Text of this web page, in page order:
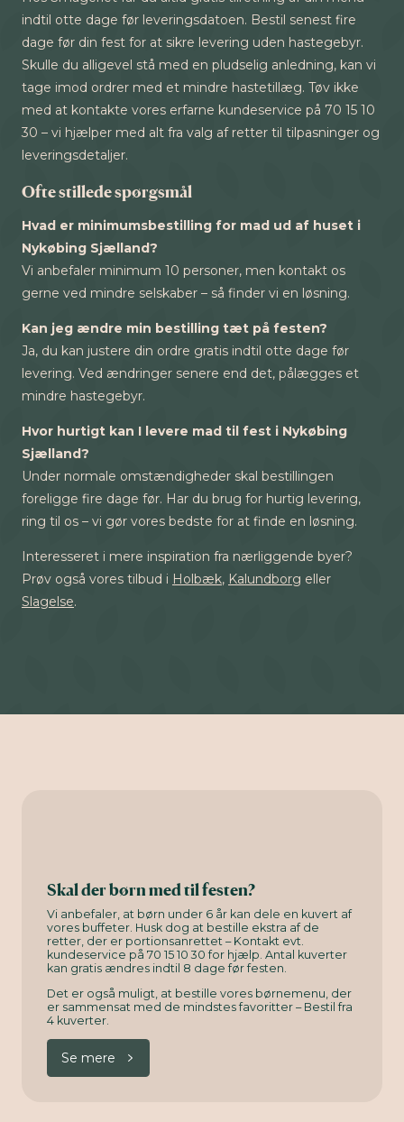
indtil otte dage før leveringsdatoen. Bestil senest fire
dage før din fest for at sikre levering uden hastegebyr.
Skulle du alligevel stå med en pludselig anledning, kan vi
tage imod ordrer med et mindre hastetillæg. Tøv ikke
med at kontakte vores erfarne kundeservice på 70 15 10
30 – vi hjælper med alt fra valg af retter til tilpasninger og
leveringsdetaljer.
Ofte stillede spørgsmål
Hvad er minimumsbestilling for mad ud af huset i
Nykøbing Sjælland?
Vi anbefaler minimum 10 personer, men kontakt os
gerne ved mindre selskaber – så finder vi en løsning.
Kan jeg ændre min bestilling tæt på festen?
Ja, du kan justere din ordre gratis indtil otte dage før
levering. Ved ændringer senere end det, pålægges et
mindre hastegebyr.
Hvor hurtigt kan I levere mad til fest i Nykøbing
Sjælland?
Under normale omstændigheder skal bestillingen
foreligge fire dage før. Har du brug for hurtig levering,
ring til os – vi gør vores bedste for at finde en løsning.
Interesseret i mere inspiration fra nærliggende byer?
Prøv også vores tilbud i Holbæk, Kalundborg eller
Slagelse.
Skal der børn med til festen?
Vi anbefaler, at børn under 6 år kan dele en kuvert af
vores buffeter. Husk dog at bestille ekstra af de
retter, der er portionsanrettet – Kontakt evt.
kundeservice på 70 15 10 30 for hjælp. Antal kuverter
kan gratis ændres indtil 8 dage før festen.
Det er også muligt, at bestille vores børnemenu, der
er sammensat med de mindstes favoritter – Bestil fra
4 kuverter.
Se mere